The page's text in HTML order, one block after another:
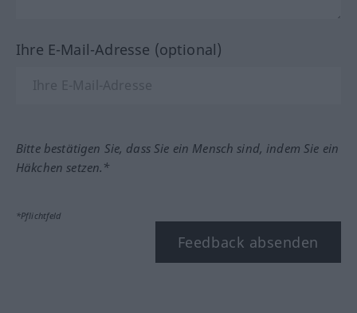
Ihre E-Mail-Adresse (optional)
Bitte bestätigen Sie, dass Sie ein Mensch sind, indem Sie ein
Häkchen setzen.*
*Pflichtfeld
Feedback absenden